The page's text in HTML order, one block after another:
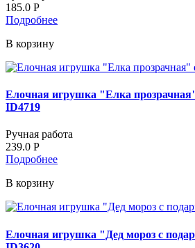
185.0 Р
Подробнее
В корзину
Елочная игрушка "Елка
ID4719
Ручная работа
239.0 Р
Подробнее
В корзину
Елочная игрушка "Дед мороз с